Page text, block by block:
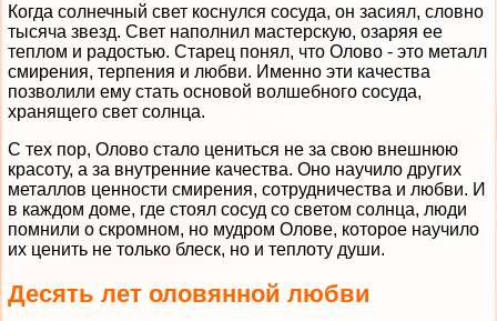
Когда солнечный свет коснулся сосуда, он засиял, словно
тысяча звезд. Свет наполнил мастерскую, озаряя ее
теплом и радостью. Старец понял, что Олово - это металл
смирения, терпения и любви. Именно эти качества
позволили ему стать основой волшебного сосуда,
хранящего свет солнца.
С тех пор, Олово стало цениться не за свою внешнюю
красоту, а за внутренние качества. Оно научило других
металлов ценности смирения, сотрудничества и любви. И
в каждом доме, где стоял сосуд со светом солнца, люди
помнили о скромном, но мудром Олове, которое научило
их ценить не только блеск, но и теплоту души.
Десять лет оловянной любви